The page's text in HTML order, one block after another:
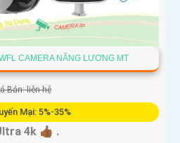
CAMERA NĂNG LƯƠNG MT
Bán: liên hệ
Mại: 5%-35%
4k 👍🏾 .